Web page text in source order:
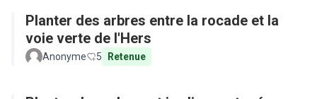
Planter des arbres entre la rocade et la
voie verte de l'Hers
Anonyme 5 Retenue